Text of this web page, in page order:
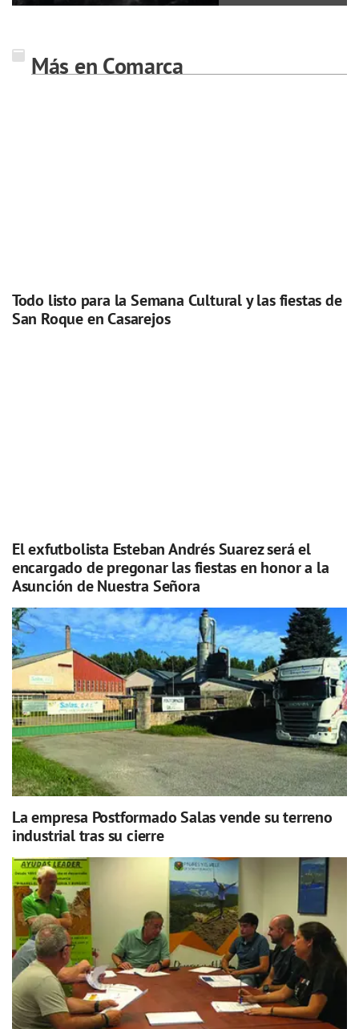
Más en Comarca
Todo listo para la Semana Cultural y las fiestas de
San Roque en Casarejos
El exfutbolista Esteban Andrés Suarez será el
encargado de pregonar las fiestas en honor a la
Asunción de Nuestra Señora
La empresa Postformado Salas vende su terreno
industrial tras su cierre